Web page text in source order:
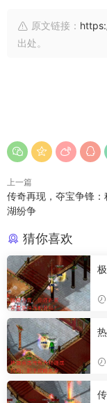
原文链接：
出处。
上一篇
传奇再现，夺宝争锋：
湖纷争
猜你喜欢